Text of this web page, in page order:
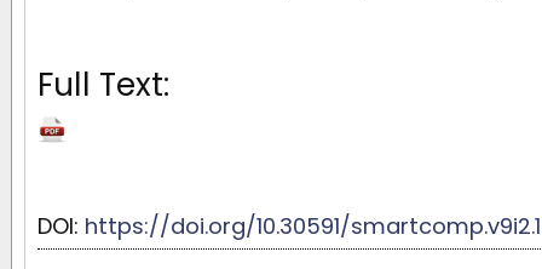
Full Text:
DOI: https://doi.org/10.30591/